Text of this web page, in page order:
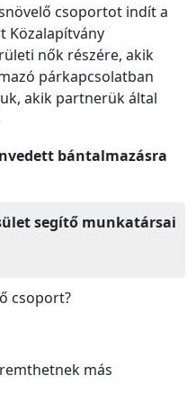
csoportot indít a
Közalapítvány
nők részére, akik
párkapcsolatban
akik partnerük által
bántalmazásra
segítő munkatársai
csoport?
más